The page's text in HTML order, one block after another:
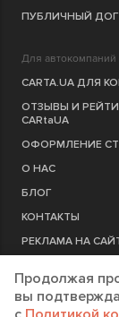
ПУБЛИЧНЫЙ
Для автокомпаний
CARTA.UA ДЛЯ
ОТЗЫВЫ И
CARtaUA
ОФОРМЛЕНИЕ
О НАС
БЛОГ
КОНТАКТЫ
РЕКЛАМА НА
Продолжая
вы